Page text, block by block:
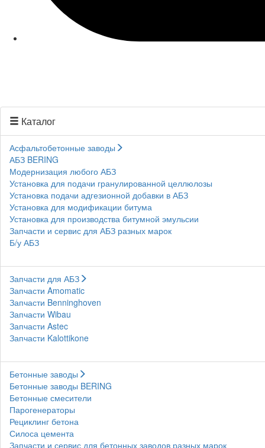
Каталог
Асфальтобетонные заводы
АБЗ BERING
Модернизация любого АБЗ
Установка для подачи гранулированной целлюлозы
Установка подачи адгезионной добавки в АБЗ
Установка для модификации битума
Установка для производства битумной эмульсии
Запчасти и сервис для АБЗ разных марок
Б/у АБЗ
Запчасти для АБЗ
Запчасти Amomatic
Запчасти Benninghoven
Запчасти Wibau
Запчасти Astec
Запчасти Kalottikone
Бетонные заводы
Бетонные заводы BERING
Бетонные смесители
Парогенераторы
Рециклинг бетона
Силоса цемента
Запчасти и сервис для бетонных заводов разных марок